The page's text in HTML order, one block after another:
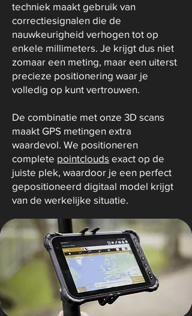
techniek maakt gebruik van
correctiesignalen die de
nauwkeurigheid verhogen tot op
enkele millimeters. Je krijgt dus niet
zomaar een meting, maar een uiterst
precieze positionering waar je
volledig op kunt vertrouwen.
De combinatie met onze 3D scans
maakt GPS metingen extra
waardevol. We positioneren
complete pointclouds exact op de
juiste plek, waardoor je een perfect
gepositioneerd digitaal model krijgt
van de werkelijke situatie.